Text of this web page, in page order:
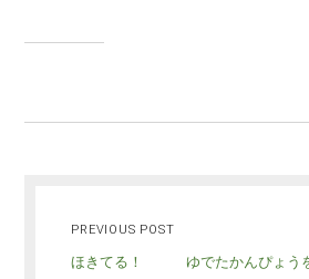
PREVIOUS POST
ほきてる！ ゆでたかんぴょうを